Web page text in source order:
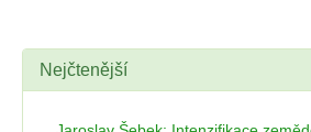
Nejčtenější